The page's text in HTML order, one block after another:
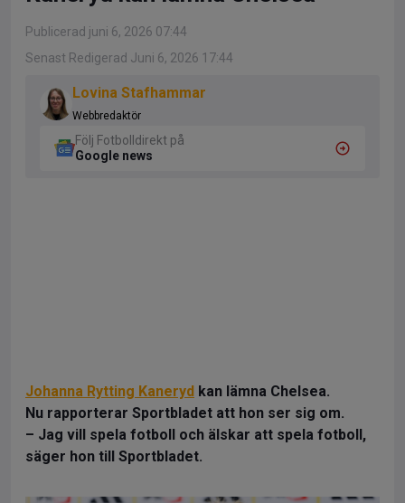
Publicerad juni 6, 2026 07:44
Senast Redigerad Juni 6, 2026 17:44
Lovina Stafhammar
Webbredaktör
Följ Fotbolldirekt på
Google news
Johanna Rytting Kaneryd kan lämna Chelsea.
Nu rapporterar Sportbladet att hon ser sig om.
– Jag vill spela fotboll och älskar att spela fotboll,
säger hon till Sportbladet.